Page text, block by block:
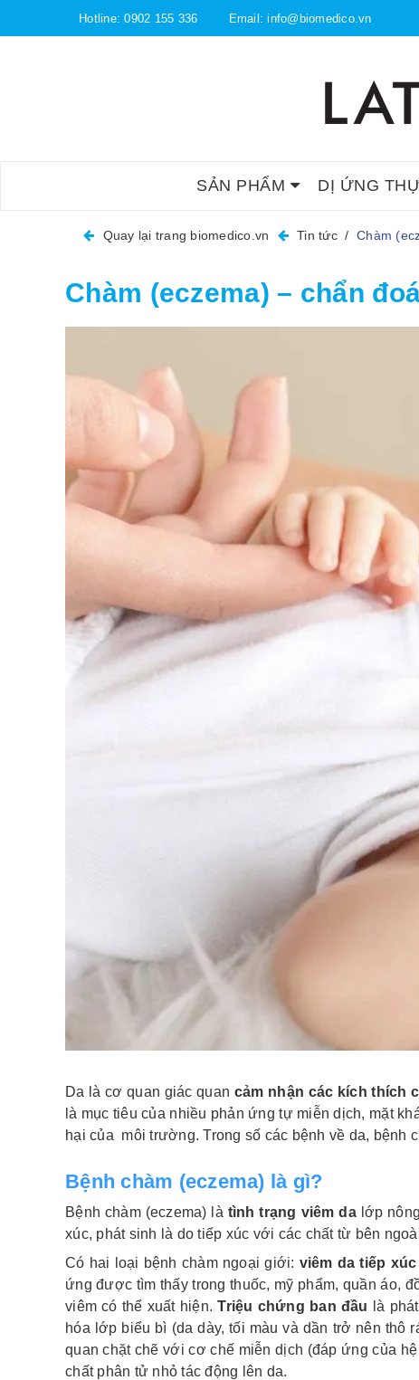
Hotline:0902 155 336 Email:info@biomedico.vn
SẢN PHẨM DỊ ỨNG
Quay lại trang biomedico.vn Tin tức / Chàm
Chàm (eczema) – chẩn
Da là cơ quan giác quan cảm nhận các kích thích
là mục tiêu của nhiều phản ứng tự miễn dịch, mặt
hại của môi trường. Trong số các bệnh về da, bệnh
Bệnh chàm (eczema) là gì?
Bệnh chàm (eczema) là tình trạng viêm dalớp
xúc, phát sinh là do tiếp xúc với các chất từ ​​bên
Có hai loại bệnh chàm ngoại giới: viêm da tiếp
ứng được tìm thấy trong thuốc, mỹ phẩm, quần áo,
viêm có thể xuất hiện.Triệu chứng ban đầu
là
hóa lớp biểu bì (da dày, tối màu và dần trở nên
quan chặt chẽ với cơ chế miễn dịch (đáp ứng của
chất phân tử nhỏ tác động lên da.